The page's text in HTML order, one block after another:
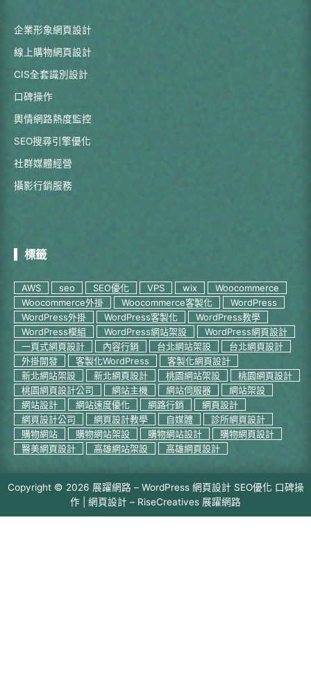
企業形象網頁設計
線上購物網頁設計
CIS全套識別設計
口碑操作
輿情網路熱度監控
SEO搜尋引擎優化
社群媒體經營
攝影行銷服務
標籤
AWS seo SEO優化 VPS wix
Woocommerce
Woocommerce外掛
Woocommerce客製化
WordPress
WordPress外掛
WordPress客製化
WordPress教學
WordPress模組
WordPress網站架設
WordPress網頁設計
一頁式網頁設計
內容行銷 台北網站架設
台北網頁設計
外掛開發
客製化WordPress
客製化網頁設計
新北網站架設
新北網頁設計 桃園網站架設
桃園網頁設計
桃園網頁設計公司
網站主機 網站伺服器
網站架設
網站設計
網站速度優化 網路行銷
網頁設計
網頁設計公司
網頁設計教學 自媒體
診所網頁設計
購物網站
購物網站架設 購物網站設計
購物網頁設計
醫美網頁設計
高雄網站架設 高雄網頁設計
Copyright © 2026 展躍網路 – WordPress 網頁設計 SEO優化 口碑操
作 | 網頁設計 – RiseCreatives 展躍網路